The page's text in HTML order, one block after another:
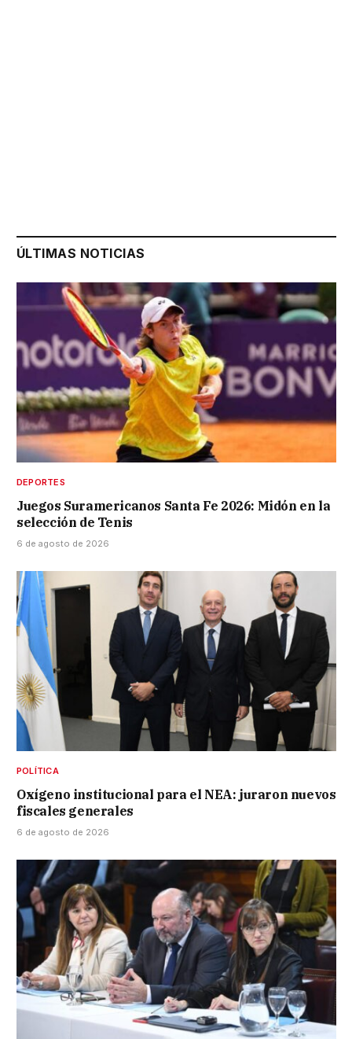
ÚLTIMAS NOTICIAS
DEPORTES
Juegos Suramericanos Santa Fe 2026: Midón en la
selección de Tenis
6 de agosto de 2026
POLÍTICA
Oxígeno institucional para el NEA: juraron nuevos
fiscales generales
6 de agosto de 2026